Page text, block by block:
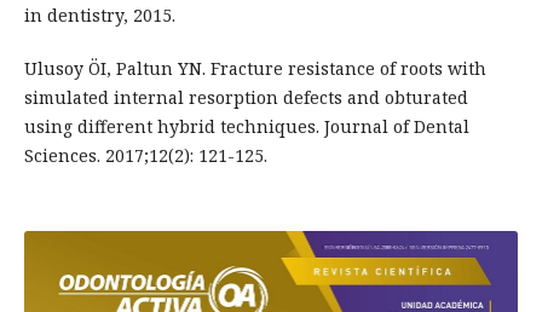
in dentistry, 2015.
Ulusoy ÖI, Paltun YN. Fracture resistance of roots with
simulated internal resorption defects and obturated
using different hybrid techniques. Journal of Dental
Sciences. 2017;12(2): 121-125.